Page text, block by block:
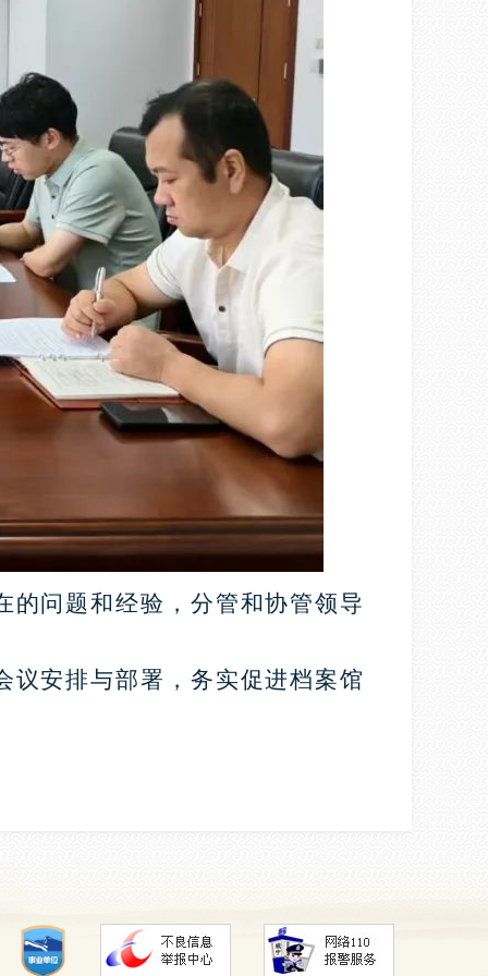
问题和经验，分管和协管领导
安排与部署，务实促进档案馆